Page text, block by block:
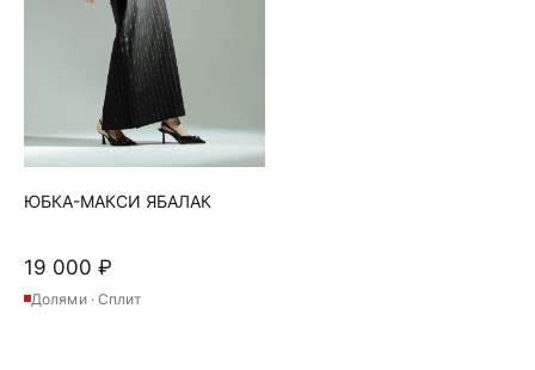
ЮБКА-МАКСИ ЯБАЛАК
19 000 ₽
Долями · Сплит